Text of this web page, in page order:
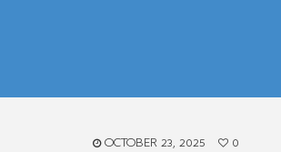
OCTOBER 23, 2025 0